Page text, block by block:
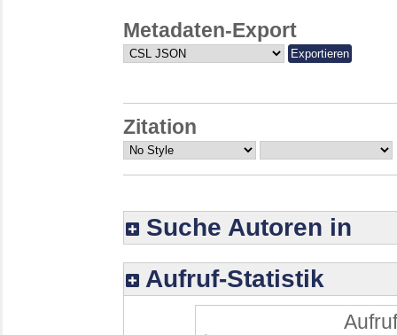
Metadaten-Export
Zitation
Suche Autoren in
Aufruf-Statistik